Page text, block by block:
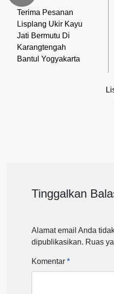
Terima Pesanan
Lisplang Ukir Kayu
Jati Bermutu Di
Karangtengah
Bantul Yogyakarta
Tinggalkan
Alamat email Anda
dipublikasikan. Ruas
Komentar *